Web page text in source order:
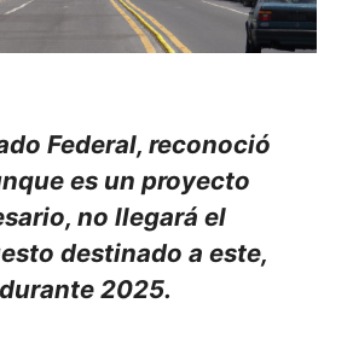
Federal, reconoció
es un proyecto
no llegará el
destinado a este,
durante 2025.